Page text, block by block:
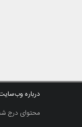
درباره
محتوای درج